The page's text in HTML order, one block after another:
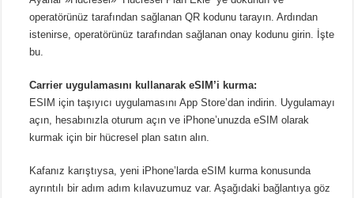
operatörünüz tarafından sağlanan QR kodunu tarayın. Ardından
istenirse, operatörünüz tarafından sağlanan onay kodunu girin. İşte
bu.
Carrier uygulamasını kullanarak eSIM’i kurma:
ESIM için taşıyıcı uygulamasını App Store’dan indirin. Uygulamayı
açın, hesabınızla oturum açın ve iPhone’unuzda eSIM olarak
kurmak için bir hücresel plan satın alın.
Kafanız karıştıysa, yeni iPhone’larda eSIM kurma konusunda
ayrıntılı bir adım adım kılavuzumuz var. Aşağıdaki bağlantıya göz